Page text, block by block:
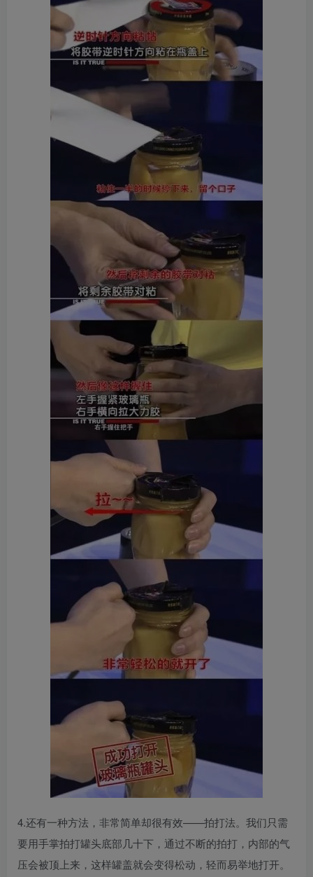
4.还有一种方法，非常简单却很有效——拍打法。我们只需
要用手掌拍打罐头底部几十下，通过不断的拍打，内部的气
压会被顶上来，这样罐盖就会变得松动，轻而易举地打开。